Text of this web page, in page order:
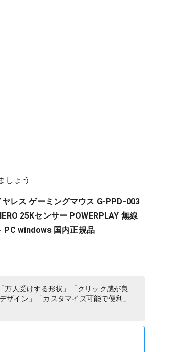
しょう
レス ゲーミングマウス G-PPD-003
25Kセンサー POWERPLAY 無線
PC windows 国内正規品
万人受けする形状」「クリック感が良
イン」「カスタマイズ可能で便利」